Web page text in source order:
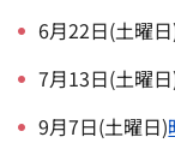
6月22日(土曜
7月13日(土曜
9月7日(土曜日)